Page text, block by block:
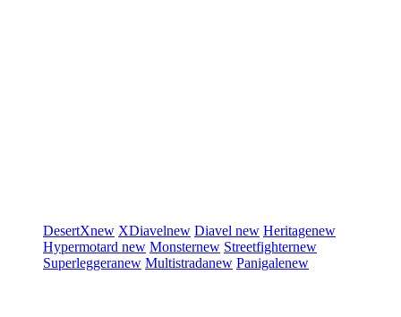
DesertXnew XDiavelnew Diavel new Heritagenew
Hypermotard new Monsternew Streetfighternew
Superleggeranew Multistradanew Panigalenew